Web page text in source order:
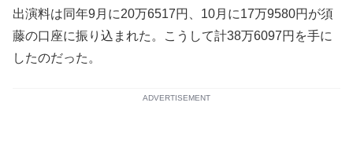
出演料は同年9月に20万6517円、10月に17万9580円が須
藤の口座に振り込まれた。こうして計38万6097円を手に
したのだった。
ADVERTISEMENT